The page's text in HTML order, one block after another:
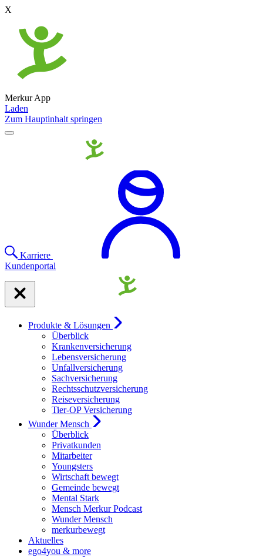
X
Merkur App
Laden
Zum Hauptinhalt springen
Karriere
Kundenportal
Produkte & Lösungen
Überblick
Krankenversicherung
Lebensversicherung
Unfallversicherung
Sachversicherung
Rechtsschutzversicherung
Reiseversicherung
Tier-OP Versicherung
Wunder Mensch
Überblick
Privatkunden
Mitarbeiter
Youngsters
Wirtschaft bewegt
Gemeinde bewegt
Mental Stark
Mensch Merkur Podcast
Wunder Mensch
merkurbewegt
Aktuelles
ego4you & more